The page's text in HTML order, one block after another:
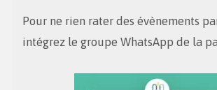
Pour ne rien rater des évènements
intégrez le groupe WhatsApp de la